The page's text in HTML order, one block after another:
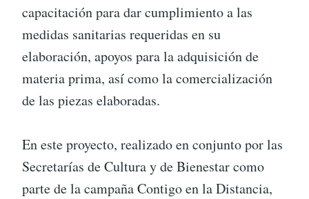
capacitación para dar cumplimiento a las
medidas sanitarias requeridas en su
elaboración, apoyos para la adquisición de
materia prima, así como la comercialización
de las piezas elaboradas.
En este proyecto, realizado en conjunto por las
Secretarías de Cultura y de Bienestar como
parte de la campaña Contigo en la Distancia,